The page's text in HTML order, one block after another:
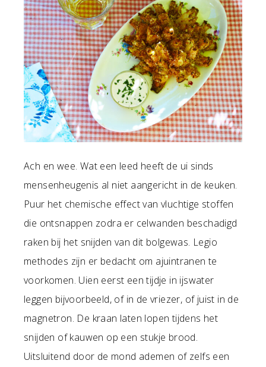
Ach en wee. Wat een leed heeft de ui sinds
mensenheugenis al niet aangericht in de keuken.
Puur het chemische effect van vluchtige stoffen
die ontsnappen zodra er celwanden beschadigd
raken bij het snijden van dit bolgewas. Legio
methodes zijn er bedacht om ajuintranen te
voorkomen. Uien eerst een tijdje in ijswater
leggen bijvoorbeeld, of in de vriezer, of juist in de
magnetron. De kraan laten lopen tijdens het
snijden of kauwen op een stukje brood.
Uitsluitend door de mond ademen of zelfs een